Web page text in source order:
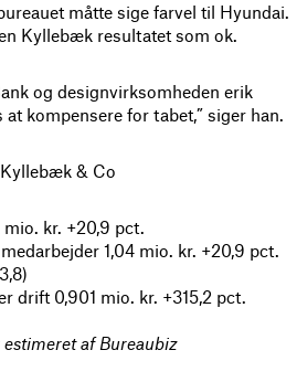
måtte sige farvel til Hyundai.
Kyllebæk resultatet som ok.
og designvirksomheden erik
kompensere for tabet,” siger han.
& Co
kr. +20,9 pct.
1,04 mio. kr. +20,9 pct.
drift 0,901 mio. kr. +315,2 pct.
af Bureaubiz